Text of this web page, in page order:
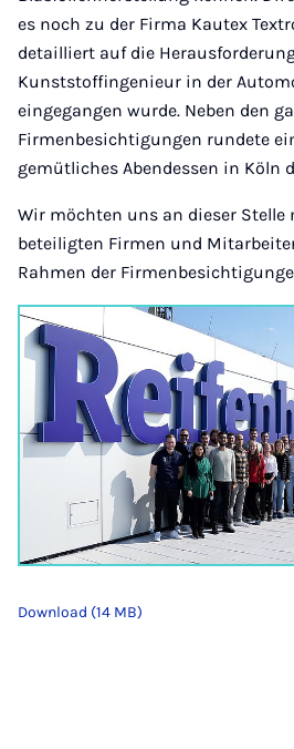
es noch zu der Firma Kautex
detailliert auf die
Kunststoffingenieur in der
eingegangen wurde. Neben den
Firmenbesichtigungen rundete
gemütliches Abendessen in Köln
Wir möchten uns an dieser Stelle
beteiligten Firmen und
Rahmen der
Download (14 MB)